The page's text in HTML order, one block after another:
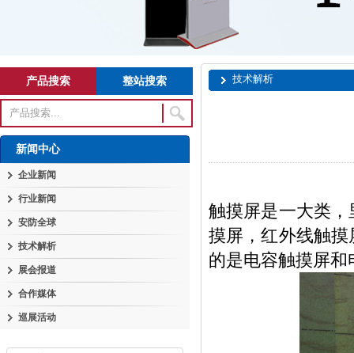
产品搜索 整站搜索
新闻中心
企业新闻
行业新闻
安防全球
技术解析
展会报道
合作媒体
巡展活动
技术解析
触摸屏是一大类
摸屏，红外线触
的是电容触摸屏